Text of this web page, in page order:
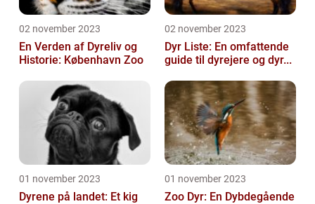
02 november 2023
En Verden af Dyreliv og
Historie: København Zoo
02 november 2023
Dyr Liste: En omfattende
guide til dyrejere og dyr...
01 november 2023
Dyrene på landet: Et kig
01 november 2023
Zoo Dyr: En Dybdegående